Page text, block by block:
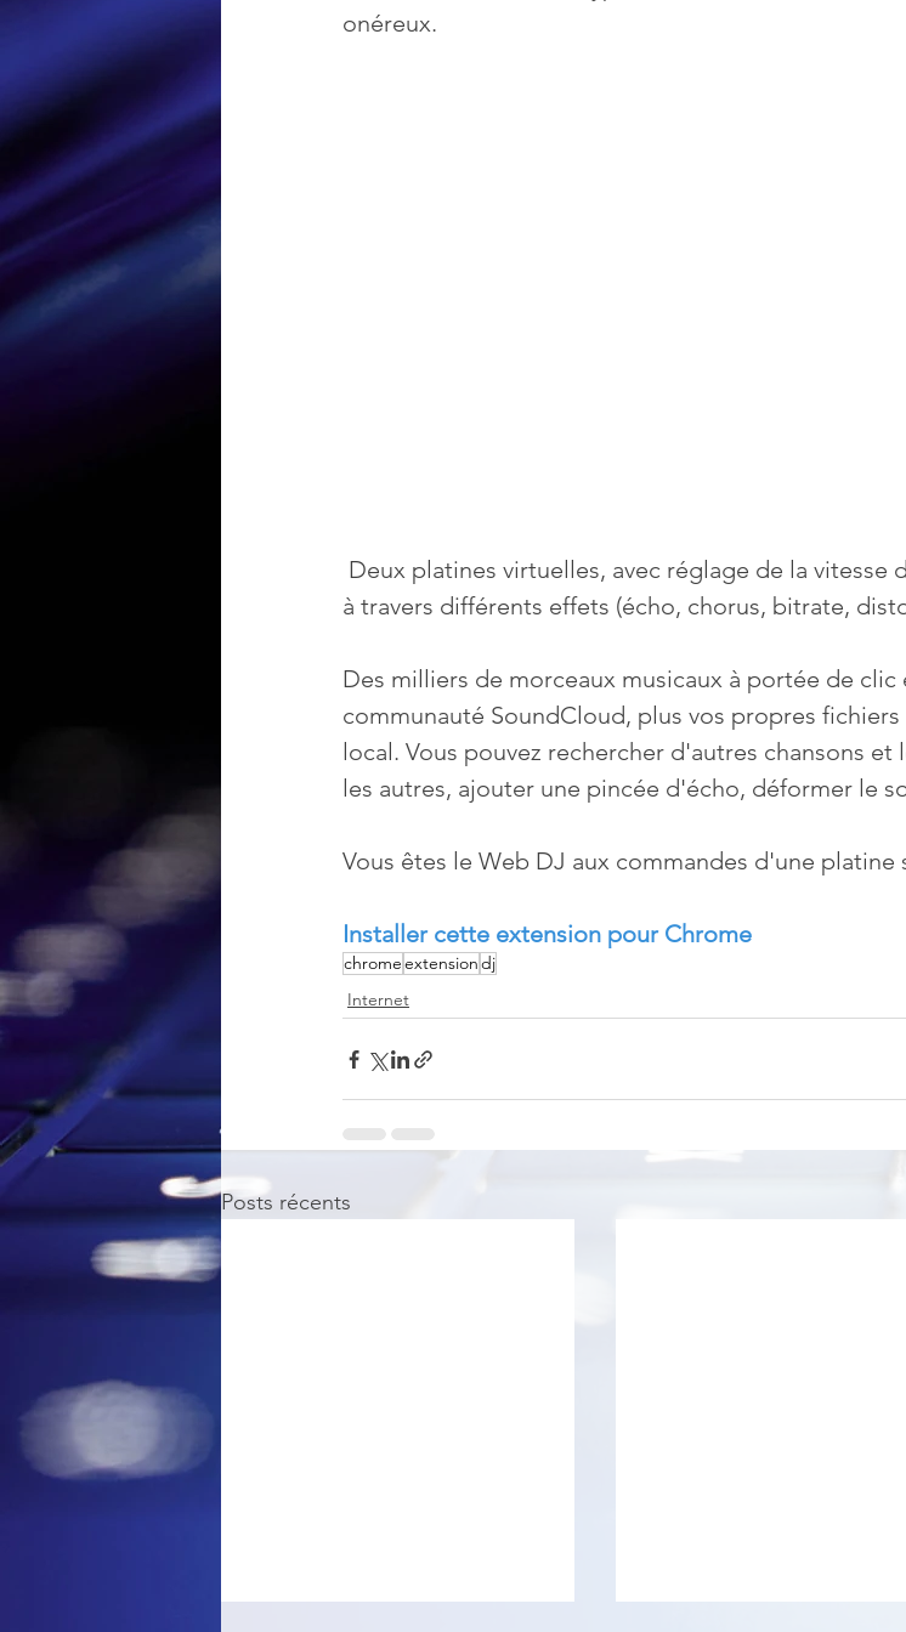
onéreux.
Deux platines virtuelles, avec réglage de la
à travers différents effets (écho, chorus, bitrate,
Des milliers de morceaux musicaux à portée de clic
communauté SoundCloud, plus vos propres
local. Vous pouvez rechercher d'autres chansons
les autres, ajouter une pincée d'écho, déformer le
Vous êtes le Web DJ aux commandes d'une platine
Installer cette extension pour Chrome
chromeextensiondj
Internet
Posts récents